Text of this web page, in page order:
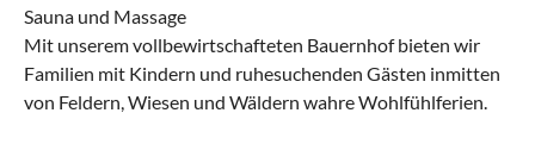
Sauna und Massage
Mit unserem vollbewirtschafteten Bauernhof bieten wir
Familien mit Kindern und ruhesuchenden Gästen inmitten
von Feldern, Wiesen und Wäldern wahre Wohlfühlferien.